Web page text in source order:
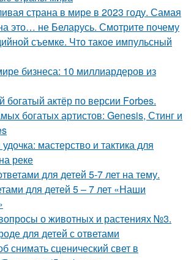
страна в мире в 2023 году. Самая
это… не Беларусь. Смотрите почему
съемке. Что такое импульсный
бизнеса: 10 миллиардеров из
богатый актёр по версии Forbes.
богатых артистов: Genesis, Стинг и
мастерство и тактика для
реке
для детей 5-7 лет на тему.
для детей 5 – 7 лет «Наши
о животных и растениях №3.
для детей с ответами
снимать сценический свет в